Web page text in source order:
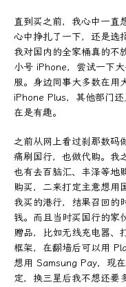
直到买之前，我心中一直
心中挣扎了一下，还是选
我对国内的全家桶真的不
小号 iPhone，尝试一下
服。身边同事大多数在用
iPhone Plus，其他部门
在是有趣。
之前从网上看过刹那数码
痛刷国行，也做代购。我
也有去百脑汇、丰泽等地
购买，二来打定主意想用
我买的港行，结果召回的
钱。而且当时买国行的家
赠品，比如无线充电器、
框架，在翻墙后可以用
想用 Samsung Pay，现
定，换三星后我不想还要